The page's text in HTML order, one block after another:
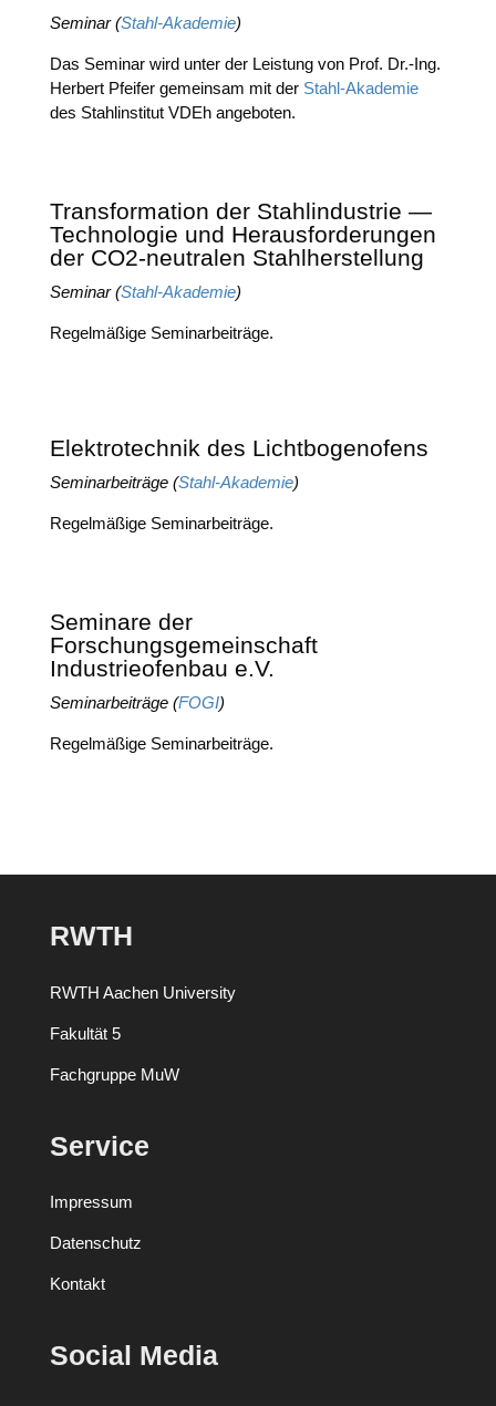
Semi­nar (Stahl-Aka­de­mie)
Das Semi­nar wird unter der Leis­tung von Prof. Dr.-Ing.
Her­bert Pfei­fer gemein­sam mit der Stahl-Aka­de­mie
des Stahl­in­sti­tut VDEh angeboten.
Transformation der Stahlindustrie —
Technologie und Herausforderungen
der CO2-neutralen Stahlherstellung
Semi­nar (Stahl-Aka­de­mie)
Regel­mä­ßi­ge Seminarbeiträge.
Elektrotechnik des Lichtbogenofens
Semi­nar­bei­trä­ge (Stahl-Aka­de­mie)
Regel­mä­ßi­ge Seminarbeiträge.
Seminare der
Forschungsgemeinschaft
Industrieofenbau e.V.
Semi­nar­bei­trä­ge (FOGI)
Regel­mä­ßi­ge Seminarbeiträge.
RWTH
RWTH Aachen University
Fakultät 5
Fachgruppe MuW
Service
Impressum
Datenschutz
Kontakt
Social Media